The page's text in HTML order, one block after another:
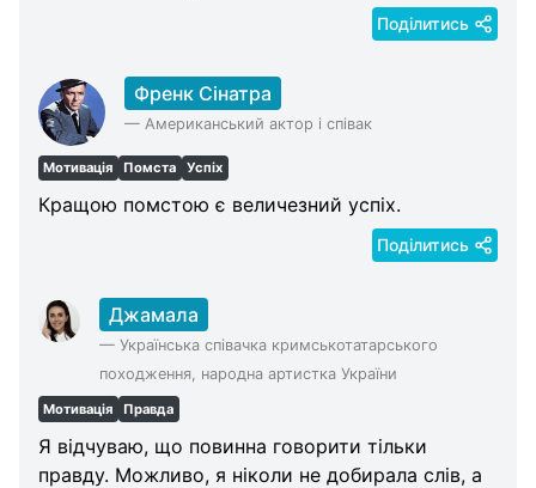
Поділитись
Френк Сінатра
— Американський актор і співак
Мотивація Помста Успіх
Кращою помстою є величезний успіх.
Поділитись
Джамала
— Українська співачка кримськотатарського
походження, народна артистка України
Мотивація Правда
Я відчуваю, що повинна говорити тільки
правду. Можливо, я ніколи не добирала слів, а